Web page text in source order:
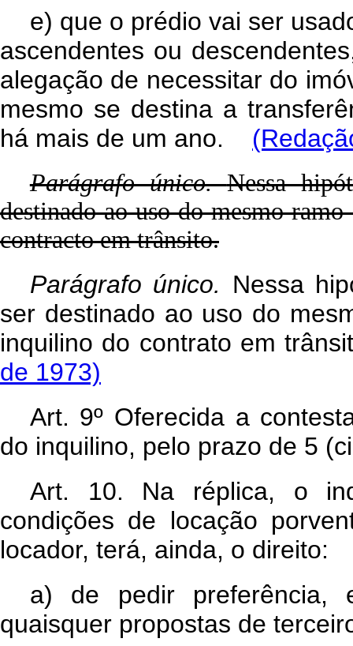
e) que o prédio vai ser
ascendentes ou
alegação de necessitar do
mesmo se destina a
há mais de um ano.
Parágrafo único.Nessa
destinado ao uso do mesmo
contracto em trânsito.
Parágrafo único. Nessa
ser destinado ao uso do
inquilino do contrato em
de 1973)
Art. 9º Oferecida a
do inquilino, pelo prazo de 5
Art. 10. Na réplica, o
condições de locação
locador, terá, ainda, o direito:
a) de pedir preferência,
quaisquer propostas de